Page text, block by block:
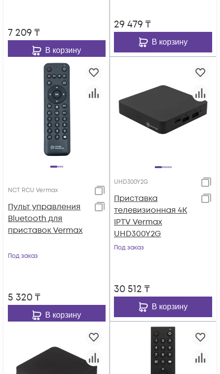
7 209 ₸
В корзину
29 479 ₸
В корзину
NCT RCU Vermax
Пульт управления
Bluetooth для
приставок Vermax
Под заказ
5 320₸
В корзину
UHD300Y2G
Приставка
телевизионная 4K
IPTV Vermax
UHD300Y2G
Под заказ
30 512 ₸
В корзину